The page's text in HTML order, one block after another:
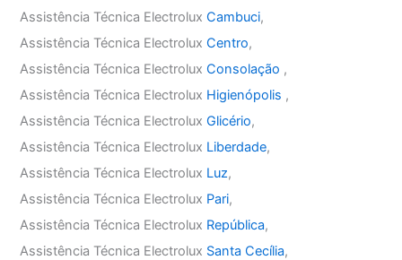
Assistência Técnica ElectroluxCambuci,
Assistência Técnica ElectroluxCentro,
Assistência Técnica ElectroluxConsolação ,
Assistência Técnica Electrolux Higienópolis ,
Assistência Técnica ElectroluxGlicério,
Assistência Técnica Electrolux Liberdade,
Assistência Técnica Electrolux Luz,
Assistência Técnica Electrolux Pari,
Assistência Técnica Electrolux República,
Assistência Técnica Electrolux Santa Cecília,